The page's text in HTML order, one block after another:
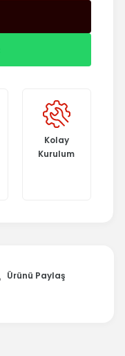
Kolay
Kurulum
Ürünü Paylaş